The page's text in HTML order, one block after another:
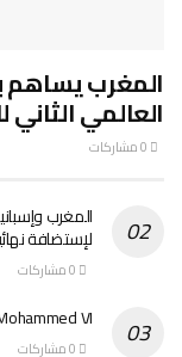
المغرب يساهم
العالمي الثاني
المغرب
لإستضافة
VI